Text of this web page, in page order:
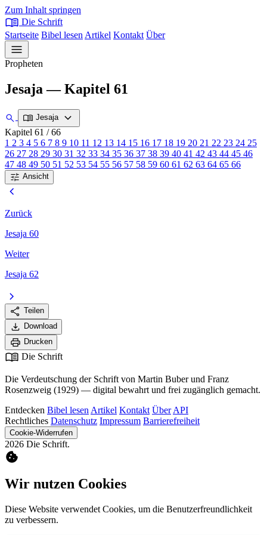
Zum Inhalt springen
menu_book Die Schrift
Startseite Bibel lesen Artikel Kontakt Über
menu
Propheten
Jesaja — Kapitel 61
search menu_book Jesaja expand_more
Kapitel 61 / 66
1 2 3 4 5 6 7 8 9 10 11 12 13 14 15 16 17 18 19 20 21 22 23 24 25
26 27 28 29 30 31 32 33 34 35 36 37 38 39 40 41 42 43 44 45 46
47 48 49 50 51 52 53 54 55 56 57 58 59 60 61 62 63 64 65 66
tune Ansicht
chevron_left
Zurück
Jesaja 60
Weiter
Jesaja 62
chevron_right
share Teilen
download Download
print Drucken
menu_book Die Schrift
Die Verdeutschung der Schrift von Martin Buber und Franz
Rosenzweig (1929) — digital bewahrt und frei zugänglich gemacht.
Entdecken Bibel lesen Artikel Kontakt Über API
Rechtliches Datenschutz Impressum Barrierefreiheit
Cookie-Widerrufen
2026 Die Schrift.
cookie
Wir nutzen Cookies
Diese Website verwendet Cookies, um die Benutzerfreundlichkeit
zu verbessern.